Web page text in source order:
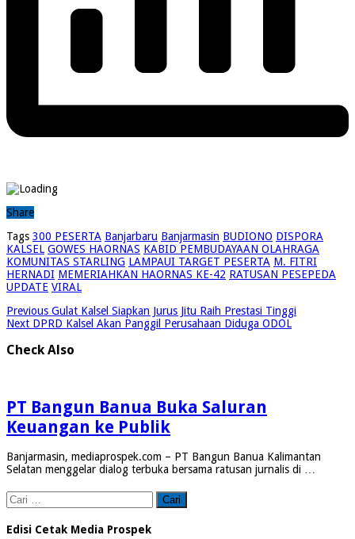
Share
Tags 300 PESERTA Banjarbaru Banjarmasin BUDIONO DISPORA
KALSEL GOWES HAORNAS KABID PEMBUDAYAAN OLAHRAGA
KOMUNITAS STARLING LAMPAUI TARGET PESERTA M. FITRI
HERNADI MEMERIAHKAN HAORNAS KE-42 RATUSAN PESEPEDA
UPDATE VIRAL
Previous Gulat Kalsel Siapkan Jurus Jitu Raih Prestasi Tinggi
Next DPRD Kalsel Akan Panggil Perusahaan Diduga ODOL
Check Also
PT Bangun Banua Buka Saluran
Keuangan ke Publik
Banjarmasin, mediaprospek.com – PT Bangun Banua Kalimantan
Selatan menggelar dialog terbuka bersama ratusan jurnalis di …
Cari
untuk:
Edisi Cetak Media Prospek